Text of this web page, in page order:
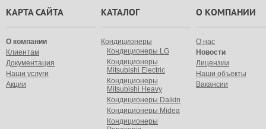
КАРТА САЙТА
О компании
Клиентам
Документация
Наши услуги
Акции
КАТАЛОГ
Кондиционеры
Кондиционеры LG
Кондиционеры
Mitsubishi Electric
Кондиционеры
Mitsubishi Heavy
Кондиционеры Daikin
Кондиционеры Midea
Кондиционеры
О КОМПАНИИ
О нас
Новости
Лицензии
Наши объекты
Вакансии